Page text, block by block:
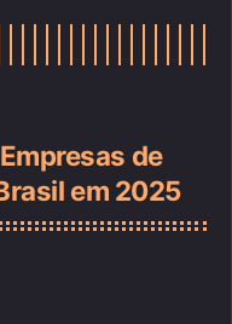
de
em 2025